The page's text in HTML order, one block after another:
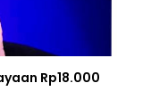
Rp18.000